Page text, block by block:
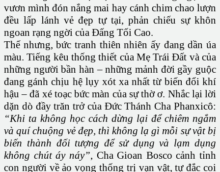
vươn mình đón nắng mai hay cánh chim chao lượn
đều lấp lánh vẻ đẹp tự tại, phản chiếu sự khôn
ngoan rạng ngời của Đấng Tối Cao.
Thế nhưng, bức tranh thiên nhiên ấy đang dần úa
màu. Tiếng kêu thống thiết của Mẹ Trái Đất và của
những người bần hàn – những mảnh đời gầy guộc
đang gánh chịu hệ lụy xót xa nhất từ biến đổi khí
hậu – đã xé toạc bức màn của sự thờ ơ. Nhắc lại lời
dặn dò đầy trăn trở của Đức Thánh Cha Phanxicô:
“Khi ta không học cách dừng lại để chiêm ngắm
và quí chuộng vẻ đẹp, thì không lạ gì mỗi sự vật bị
biến thành đối tượng để sử dụng và lạm dụng
không chút áy náy”, Cha Gioan Bosco cảnh tỉnh
con người về ảo vọng thống trị vạn vật, tự đắc coi